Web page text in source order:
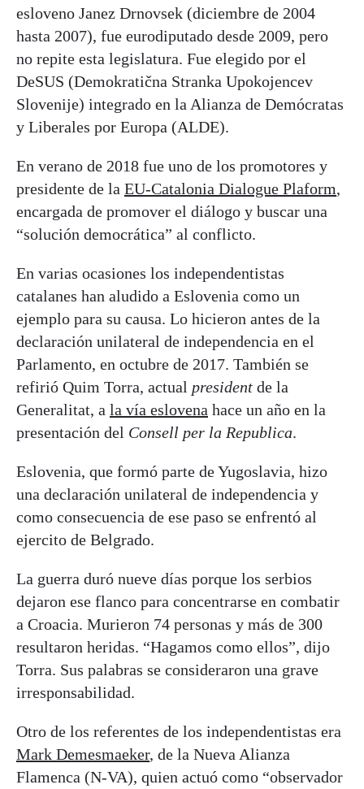
esloveno Janez Drnovsek (diciembre de 2004
hasta 2007), fue eurodiputado desde 2009, pero
no repite esta legislatura. Fue elegido por el
DeSUS (Demokratična Stranka Upokojencev
Slovenije) integrado en la Alianza de Demócratas
y Liberales por Europa (ALDE).
En verano de 2018 fue uno de los promotores y
presidente de la EU-Catalonia Dialogue Plaform,
encargada de promover el diálogo y buscar una
“solución democrática” al conflicto.
En varias ocasiones los independentistas
catalanes han aludido a Eslovenia como un
ejemplo para su causa. Lo hicieron antes de la
declaración unilateral de independencia en el
Parlamento, en octubre de 2017. También se
refirió Quim Torra, actual president de la
Generalitat, a la vía eslovena hace un año en la
presentación del Consell per la Republica.
Eslovenia, que formó parte de Yugoslavia, hizo
una declaración unilateral de independencia y
como consecuencia de ese paso se enfrentó al
ejercito de Belgrado.
La guerra duró nueve días porque los serbios
dejaron ese flanco para concentrarse en combatir
a Croacia. Murieron 74 personas y más de 300
resultaron heridas. “Hagamos como ellos”, dijo
Torra. Sus palabras se consideraron una grave
irresponsabilidad.
Otro de los referentes de los independentistas era
Mark Demesmaeker, de la Nueva Alianza
Flamenca (N-VA), quien actuó como “observador